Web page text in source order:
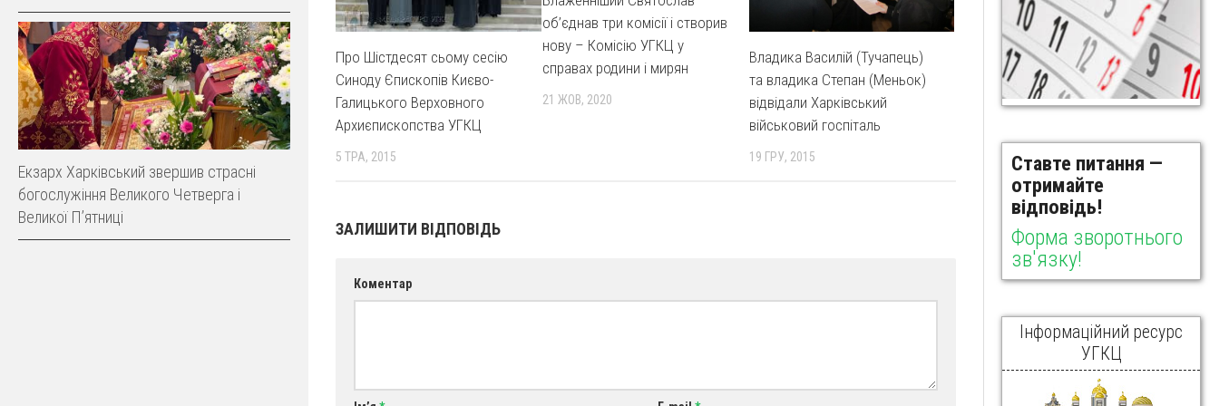
Про Шістдесят сьому сесію
Синоду Єпископів Києво-
Галицького Верховного
Архиєпископства УГКЦ
5 ТРА, 2015
об’єднав три комісії і створив
нову – Комісію УГКЦ у
справах родини і мирян
21 ЖОВ, 2020
Владика Василій (Тучапець)
та владика Степан (Меньок)
відвідали Харківський
військовий госпіталь
19 ГРУ, 2015
ЗАЛИШИТИ ВІДПОВІДЬ
Коментар
Екзарх Харківський звершив страсні
богослужіння Великого Четверга і
Великої Пʼятниці
Ставте питання —
отримайте
відповідь!
Форма зворотнього
зв'язку!
Інформаційний ресурс
УГКЦ